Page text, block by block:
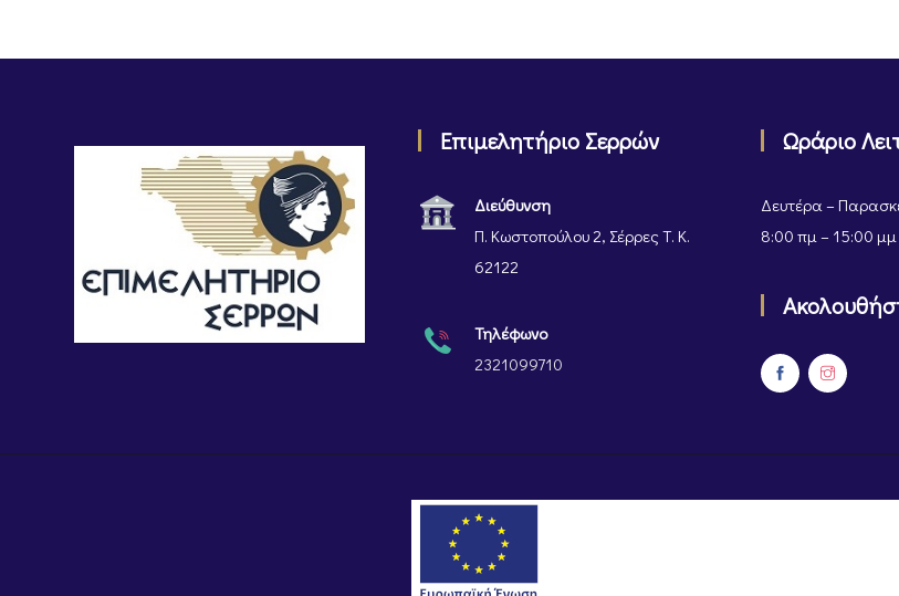
Επιμελητήριο Σερρών
Διεύθυνση
Π. Κωστοπούλου 2, Σέρρες Τ. Κ.
62122
Τηλέφωνο
2321099710
Ωράριο
Δευτέρα –
8:00 πμ – 15:00 μμ